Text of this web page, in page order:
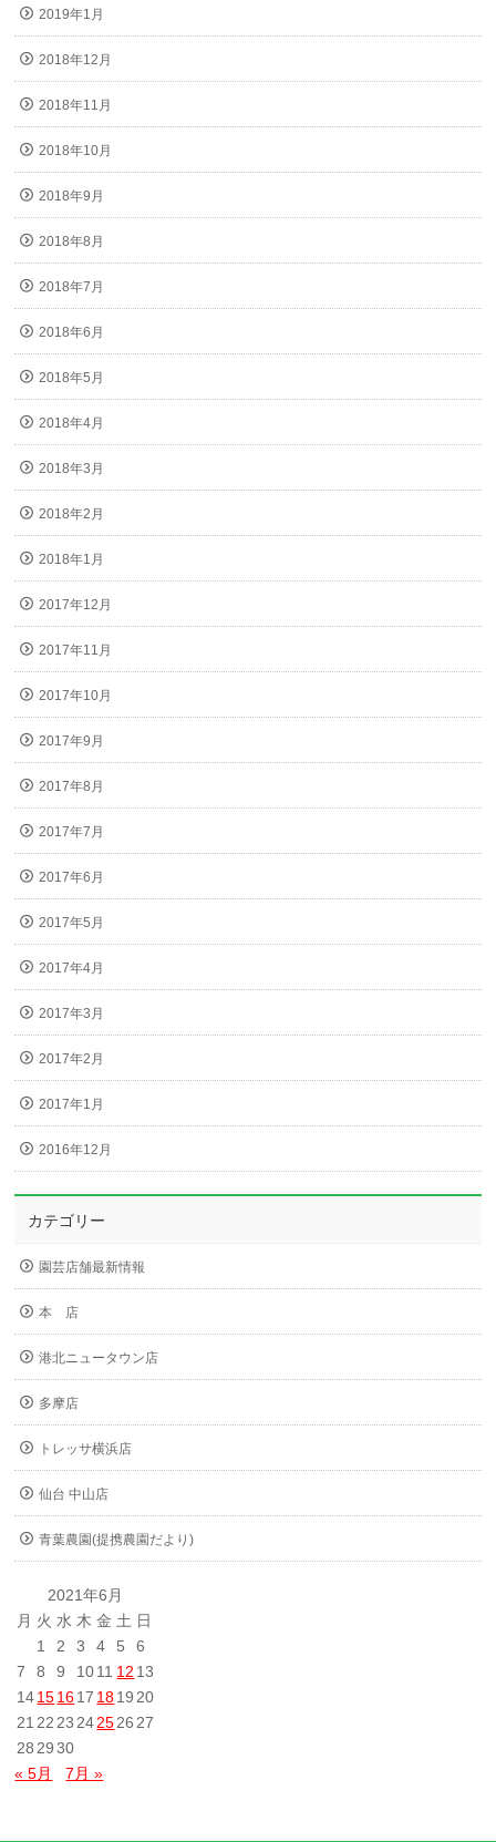
2019年1月
2018年12月
2018年11月
2018年10月
2018年9月
2018年8月
2018年7月
2018年6月
2018年5月
2018年4月
2018年3月
2018年2月
2018年1月
2017年12月
2017年11月
2017年10月
2017年9月
2017年8月
2017年7月
2017年6月
2017年5月
2017年4月
2017年3月
2017年2月
2017年1月
2016年12月
カテゴリー
園芸店舗最新情報
本 店
港北ニュータウン店
多摩店
トレッサ横浜店
仙台 中山店
青葉農園(提携農園だより)
2021年6月
月 火 水 木 金 土 日
1
2 3 4 5
6
7
8 9 1011 12 13
14151617 1819 20
21 22 23 242526 27
28 29 30
« 5月
7月 »